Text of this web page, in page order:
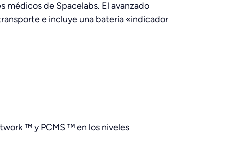
médicos de Spacelabs. El avanzado
e incluye una batería «indicador
™ y PCMS ™ en los niveles